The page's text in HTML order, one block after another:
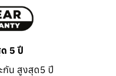
5 ปี
กัน สูงสุด5 ปี